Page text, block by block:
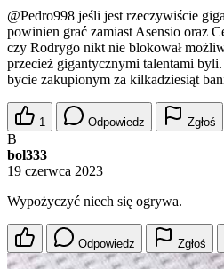
@Pedro998 jeśli jest rzeczywiście
powinien grać zamiast Asensio oraz
czy Rodrygo nikt nie blokował
przecież gigantycznymi talentami
bycie zakupionym za kilkadziesiąt
1 Odpowiedz Zgłoś
B
bol333
19 czerwca 2023
Wypożyczyć niech się ogrywa.
Odpowiedz Zgłoś